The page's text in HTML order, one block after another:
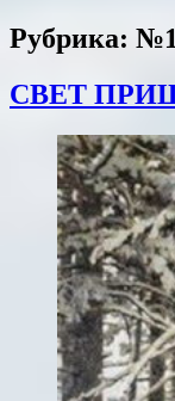
Рубрика:
СВЕТ